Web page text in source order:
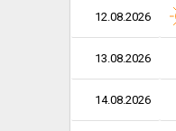
12.08.2026
13.08.2026
14.08.2026